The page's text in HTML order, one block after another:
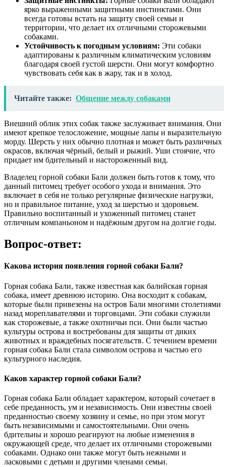
ярко выраженными защитными инстинктами. Они
всегда готовы встать на защиту своей семьи и
территории, что делает их отличными сторожевыми
собаками.
Устойчивость к погодным условиям: Эти собаки
адаптированы к различным климатическим условиям
благодаря своей густой шерсти. Они могут комфортно
чувствовать себя как в жару, так и в холод.
Читайте также: Общение между собаками
Внешний облик этих собак также заслуживает внимания. Они
имеют крепкое телосложение, мощные лапы и выразительную
морду. Шерсть у них обычно плотная и может быть различных
окрасов, включая чёрный, белый и рыжий. Уши стоячие, что
придает им бдительный и настороженный вид.
Владелец горной собаки Бали должен быть готов к тому, что
данный питомец требует особого ухода и внимания. Это
включает в себя не только регулярные физические нагрузки,
но и правильное питание, уход за шерстью и здоровьем.
Правильно воспитанный и ухоженный питомец станет
отличным компаньоном и надёжным другом на долгие годы.
Вопрос-ответ:
Какова история появления горной собаки Бали?
Горная собака Бали, также известная как балийская горная
собака, имеет древнюю историю. Она восходит к собакам,
которые были привезены на остров Бали многими столетиями
назад мореплавателями и торговцами. Эти собаки служили
как сторожевые, а также охотничьи пси. Они были частью
культуры острова и востребованы для защиты от диких
животных и враждебных посягательств. С течением времени
горная собака Бали стала символом острова и частью его
культурного наследия.
Каков характер горной собаки Бали?
Горная собака Бали обладает характером, который сочетает в
себе преданность, ум и независимость. Они известны своей
преданностью своему хозяину и семье, но при этом могут
быть независимыми и самостоятельными. Они очень
бдительны и хорошо реагируют на любые изменения в
окружающей среде, что делает их отличными сторожевыми
собаками. Однако они также могут быть нежными и
ласковыми с детьми и другими членами семьи.